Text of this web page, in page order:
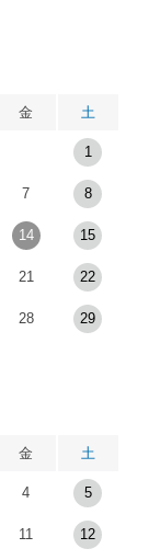
金 土
1
7 8
14 15
21 22
28 29
金 土
4 5
11 12